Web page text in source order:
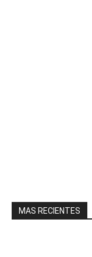
MAS RECIENTES